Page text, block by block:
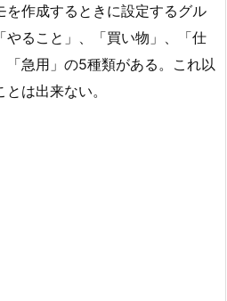
を作成するときに設定するグル
やること」、「買い物」、「仕
急用」の5種類がある。これ以
は出来ない。